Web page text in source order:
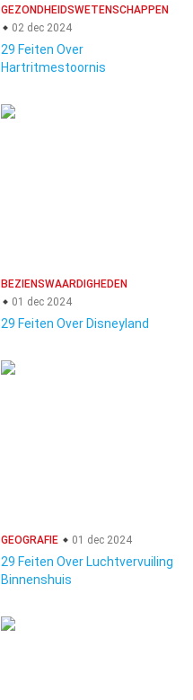
GEZONDHEIDSWETENSCHAPPEN
02 dec 2024
29 Feiten Over
Hartritmestoornis
BEZIENSWAARDIGHEDEN
01 dec 2024
29 Feiten Over Disneyland
GEOGRAFIE 01 dec 2024
29 Feiten Over Luchtvervuiling
Binnenshuis